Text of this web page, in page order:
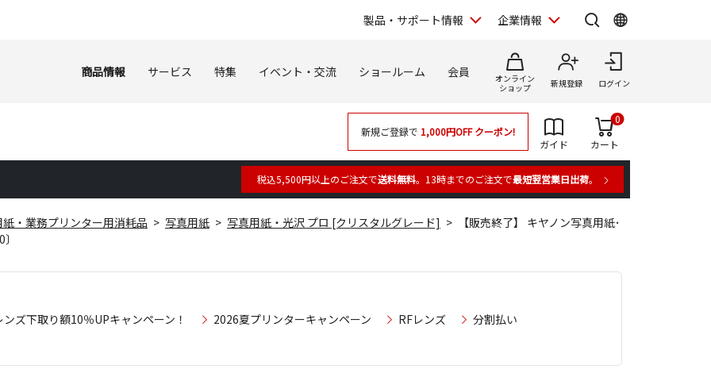
製品・サポート情報 企業情報
商品情報 サービス 特集 イベント・交流 ショールーム 会員
オンライン
ショップ
新規登録 ログイン
新規ご登録で 1,000円OFFクーポン!
ガイド
カート
0
税込5,500円以上のご注文で送料無料。13時までのご注文で最短翌営業日出荷。
紙・業務プリンター用消耗品 写真用紙 写真用紙・光沢 プロ [クリスタルグレード]
【販売終了】 キヤノン写真用紙･
ズ下取り額10％UPキャンペーン！ 2026夏プリンターキャンペーン RFレンズ 分割払い